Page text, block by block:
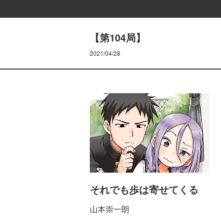
【第104局】
2021/04/28
それでも歩は寄せてくる
山本崇一朗